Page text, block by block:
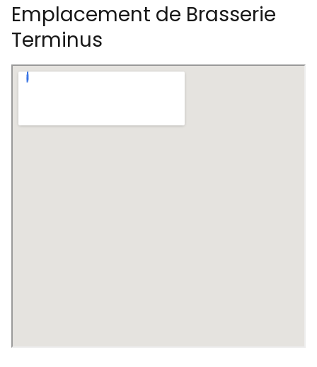
Emplacement de Brasserie
Terminus